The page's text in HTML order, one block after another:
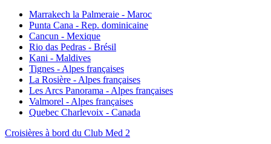
Marrakech la Palmeraie - Maroc
Punta Cana - Rep. dominicaine
Cancun - Mexique
Rio das Pedras - Brésil
Kani - Maldives
Tignes - Alpes françaises
La Rosière - Alpes françaises
Les Arcs Panorama - Alpes françaises
Valmorel - Alpes françaises
Quebec Charlevoix - Canada
Croisières à bord du Club Med 2